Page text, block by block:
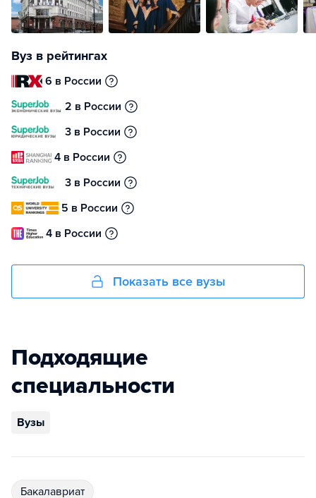
Вуз в рейтингах
6 в России
2 в России
3 в России
4 в России
3 в России
5 в России
4 в России
Показать все вузы
Подходящие
специальности
Вузы
бакалавриат